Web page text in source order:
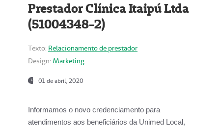
Prestador Clínica Itaipú Ltda
(51004348-2)
Texto: Relacionamento de prestador
Design: Marketing
01 de abril, 2020
Informamos o novo credenciamento para
atendimentos aos beneficiários da Unimed Local,